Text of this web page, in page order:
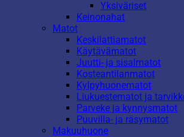
Yksiväriset
Keinonahat
Matot
Keskilattiamatot
Käytävämatot
Juutti- ja sisalmatot
Kosteantilanmatot
Kylpyhuonematot
Liukuestematot ja
Parveke ja kynnysmatot
Puuvilla- ja räsymatot
Makuuhuone